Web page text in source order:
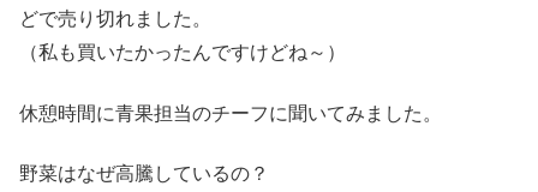
どで売り切れました。
（私も買いたかったんですけどね～）
休憩時間に青果担当のチーフに聞いてみました。
野菜はなぜ高騰しているの？